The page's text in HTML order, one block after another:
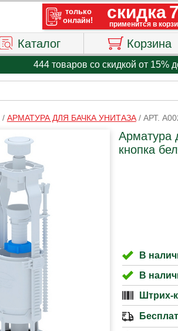
Каталог Корзина
444 товаров со скидкой от 15%
/ АРМАТУРА ДЛЯ БАЧКА УНИТАЗА/ АРТ.
Арматура
кнопка
В
В
Штрих-